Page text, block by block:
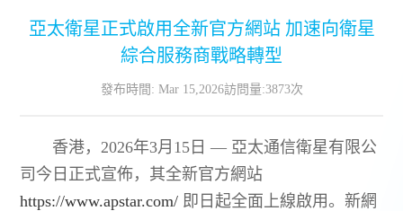
投資者關系
亞太衛星正式啟用全新官方網站 加速向衛星
綜合服務商戰略轉型
發布時間: Mar 15,2026訪問量:3873次
香港，2026年3月15日 — 亞太通信衛星有限公
司今日正式宣佈，其全新官方網站
https://www.apstar.com/ 即日起全面上線啟用。新網